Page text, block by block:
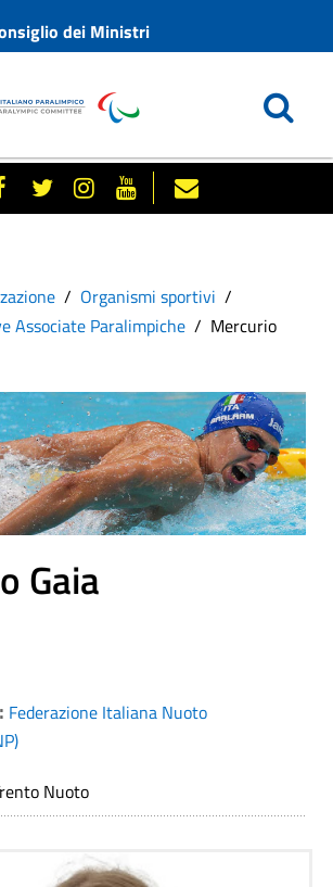
dei Ministri
Organismi sportivi
Associate Paralimpiche
Mercurio
Gaia
Federazione Italiana Nuoto
Nuoto